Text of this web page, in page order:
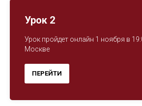
Урок 2
Урок пройдет онлайн 1 ноября в
Москве
ПЕРЕЙТИ